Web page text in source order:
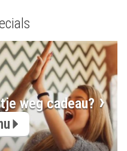
weg cadeau?